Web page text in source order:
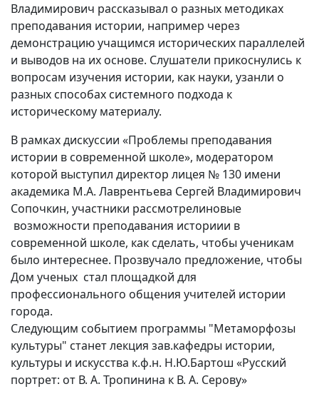
Владимирович рассказывал о разных методиках
преподавания истории, например через
демонстрацию учащимся исторических параллелей
и выводов на их основе. Слушатели прикоснулись к
вопросам изучения истории, как науки, узанли о
разных способах системного подхода к
историческому материалу.
В рамках дискуссии «Проблемы преподавания
истории в современной школе», модератором
которой выступил директор лицея № 130 имени
академика М.А. Лаврентьева Сергей Владимирович
Сопочкин, участники рассмотрелиновые
возможности преподавания историии в
современной школе, как сделать, чтобы ученикам
было интереснее. Прозвучало предложение, чтобы
Дом ученых стал площадкой для
профессионального общения учителей истории
города.
Следующим событием программы "Метаморфозы
культуры" станет лекция зав.кафедры истории,
культуры и искусства к.ф.н. Н.Ю.Бартош «Русский
портрет: от В. А. Тропинина к В. А. Серову»